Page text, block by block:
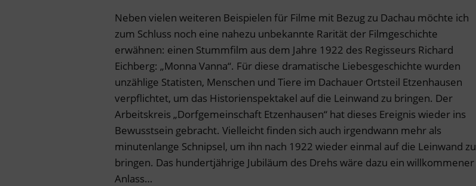
Neben vielen weiteren Beispielen für Filme mit Bezug zu Dachau möchte ich
zum Schluss noch eine nahezu unbekannte Rarität der Filmgeschichte
erwähnen: einen Stummfilm aus dem Jahre 1922 des Regisseurs Richard
Eichberg: „Monna Vanna“. Für diese dramatische Liebesgeschichte wurden
unzählige Statisten, Menschen und Tiere im Dachauer Ortsteil Etzenhausen
verpflichtet, um das Historienspektakel auf die Leinwand zu bringen. Der
Arbeitskreis „Dorfgemeinschaft Etzenhausen“ hat dieses Ereignis wieder ins
Bewusstsein gebracht. Vielleicht finden sich auch irgendwann mehr als
minutenlange Schnipsel, um ihn nach 1922 wieder einmal auf die Leinwand zu
bringen. Das hundertjährige Jubiläum des Drehs wäre dazu ein willkommener
Anlass…